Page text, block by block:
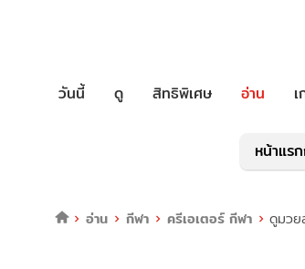
วันนี้ ดู สิทธิพิเศษ อ่าน
หน้าแร
อ่าน กีฬา ครีเอเตอร์ กีฬา ดูมวย